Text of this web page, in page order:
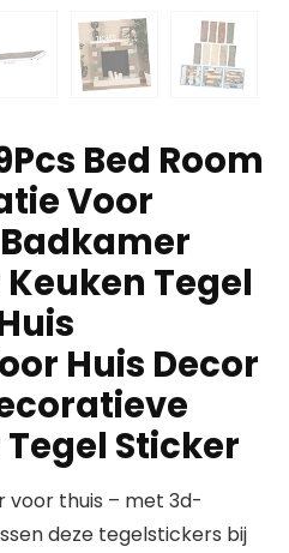
Bed Room
Voor
Tegel
Huis Decor
Sticker
voor thuis – met 3d-
deze tegelstickers bij